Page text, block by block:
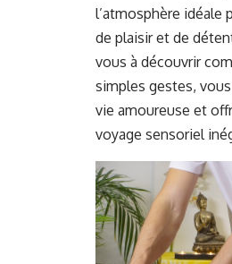
l’atmosphère idéale
de plaisir et de
vous à découvrir
simples gestes,
vie amoureuse et
voyage sensoriel